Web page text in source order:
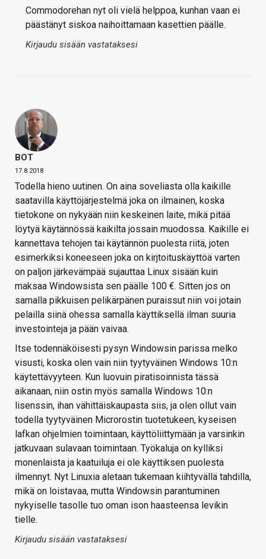
Commodorehan nyt oli vielä helppoa, kunhan vaan ei
päästänyt siskoa naihoittamaan kasettien päälle.
Kirjaudu sisään vastataksesi
BOT
17.8.2018
Todella hieno uutinen. On aina soveliasta olla kaikille
saatavilla käyttöjärjestelmä joka on ilmainen, koska
tietokone on nykyään niin keskeinen laite, mikä pitää
löytyä käytännössä kaikilta jossain muodossa. Kaikille ei
kannettava tehojen tai käytännön puolesta riitä, joten
esimerkiksi koneeseen joka on kirjtoituskäyttöä varten
on paljon järkevämpää sujauttaa Linux sisään kuin
maksaa Windowsista sen päälle 100 €. Sitten jos on
samalla pikkuisen pelikärpänen puraissut niin voi jotain
pelailla siinä ohessa samalla käyttiksellä ilman suuria
investointeja ja pään vaivaa.
Itse todennäköisesti pysyn Windowsin parissa melko
visusti, koska olen vain niin tyytyväinen Windows 10:n
käytettävyyteen. Kun luovuin piratisoinnista tässä
aikanaan, niin ostin myös samalla Windows 10:n
lisenssin, ihan vähittäiskaupasta siis, ja olen ollut vain
todella tyytyväinen Microrostin tuotetukeen, kyseisen
lafkan ohjelmien toimintaan, käyttöliittymään ja varsinkin
jatkuvaan sulavaan toimintaan. Työkaluja on kylliksi
monenlaista ja kaatuiluja ei ole käyttiksen puolesta
ilmennyt. Nyt Linuxia aletaan tukemaan kiihtyvällä tahdilla,
mikä on loistavaa, mutta Windowsin parantuminen
nykyiselle tasolle tuo oman ison haasteensa levikin
tielle.
Kirjaudu sisään vastataksesi